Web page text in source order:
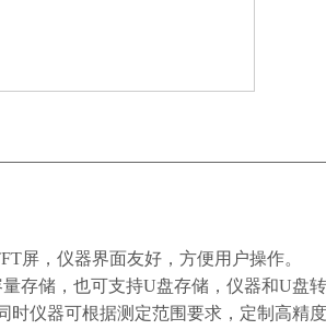
屏，仪器界面友好，方便用户操作。
存储，也可支持U盘存储，仪器和U盘
时仪器可根据测定范围要求，定制高